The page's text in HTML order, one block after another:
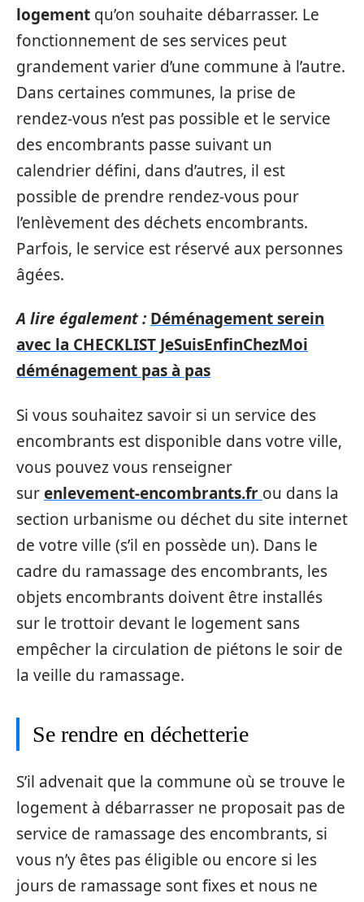
logement qu’on souhaite débarrasser. Le
fonctionnement de ses services peut
grandement varier d’une commune à l’autre.
Dans certaines communes, la prise de
rendez-vous n’est pas possible et le service
des encombrants passe suivant un
calendrier défini, dans d’autres, il est
possible de prendre rendez-vous pour
l’enlèvement des déchets encombrants.
Parfois, le service est réservé aux personnes
âgées.
A lire également : Déménagement serein
avec la CHECKLIST JeSuisEnfinChezMoi
déménagement pas à pas
Si vous souhaitez savoir si un service des
encombrants est disponible dans votre ville,
vous pouvez vous renseigner
surenlevement-encombrants.fr ou dans la
section urbanisme ou déchet du site internet
de votre ville (s’il en possède un). Dans le
cadre du ramassage des encombrants, les
objets encombrants doivent être installés
sur le trottoir devant le logement sans
empêcher la circulation de piétons le soir de
la veille du ramassage.
Se rendre en déchetterie
S’il advenait que la commune où se trouve le
logement à débarrasser ne proposait pas de
service de ramassage des encombrants, si
vous n’y êtes pas éligible ou encore si les
jours de ramassage sont fixes et nous ne